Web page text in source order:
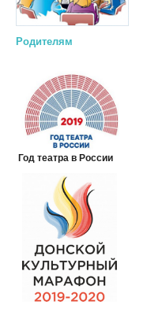
Родителям
Год театра в России